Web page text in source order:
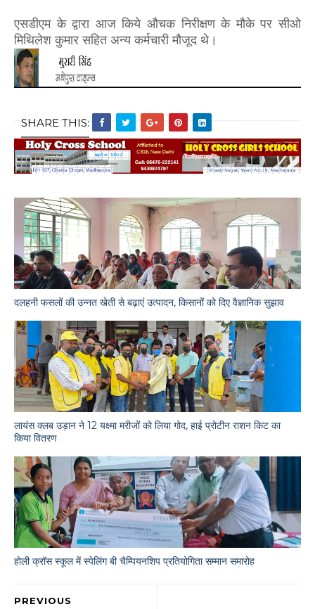
एसडीएम के द्वारा आज किये औचक निरीक्षण के मौके पर सीओ
मिथिलेश कुमार सहित अन्य कर्मचारी मौजूद थे।
SHARE THIS:
दलहनी फसलों की उन्नत खेती से बढ़ाएं उत्पादन, किसानों को दिए वैज्ञानिक सुझाव
लायंस क्लब उड़ान ने 12 यक्ष्मा मरीजों को लिया गोद, हाई प्रोटीन राशन किट का
किया वितरण
होली क्रॉस स्कूल में स्पेलिंग बी चैम्पियनशिप प्रतियोगिता सम्मान समारोह
PREVIOUS